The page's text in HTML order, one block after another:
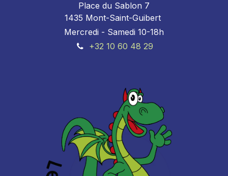
Place du Sablon 7
1435 Mont-Saint-Guibert
Mercredi - Samedi 10-18h
+32 10 60 48 29